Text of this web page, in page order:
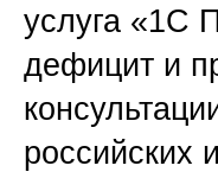
услуга «1С
дефицит и
российских